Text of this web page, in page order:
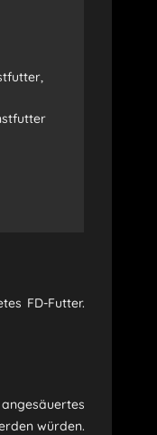
FD-Futter.
würden.